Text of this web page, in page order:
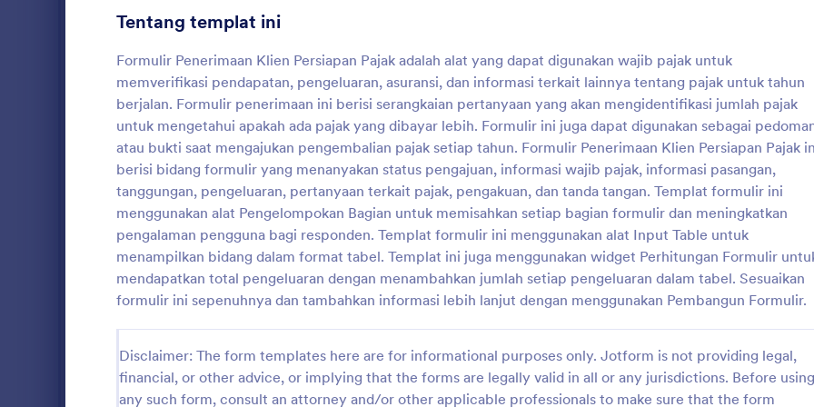
Tentang templat ini
Formulir Penerimaan Klien Persiapan Pajak adalah alat yang dapat digunakan wajib pajak untuk
memverifikasi pendapatan, pengeluaran, asuransi, dan informasi terkait lainnya tentang pajak untuk tahun
berjalan. Formulir penerimaan ini berisi serangkaian pertanyaan yang akan mengidentifikasi jumlah pajak
untuk mengetahui apakah ada pajak yang dibayar lebih. Formulir ini juga dapat digunakan sebagai
atau bukti saat mengajukan pengembalian pajak setiap tahun. Formulir Penerimaan Klien Persiapan Pajak
berisi bidang formulir yang menanyakan status pengajuan, informasi wajib pajak, informasi pasangan,
tanggungan, pengeluaran, pertanyaan terkait pajak, pengakuan, dan tanda tangan. Templat formulir ini
menggunakan alat Pengelompokan Bagian untuk memisahkan setiap bagian formulir dan meningkatkan
pengalaman pengguna bagi responden. Templat formulir ini menggunakan alat Input Table untuk
menampilkan bidang dalam format tabel. Templat ini juga menggunakan widget Perhitungan Formulir
mendapatkan total pengeluaran dengan menambahkan jumlah setiap pengeluaran dalam tabel. Sesuaikan
formulir ini sepenuhnya dan tambahkan informasi lebih lanjut dengan menggunakan Pembangun Formulir.
Disclaimer: The form templates here are for informational purposes only. Jotform is not providing legal,
financial, or other advice, or implying that the forms are legally valid in all or any jurisdictions. Before using
any such form, consult an attorney and/or other applicable professionals to make sure that the form
informasi dari klien Anda, terima informasi pajak secara online dengan
Anda. Kemudian bagikan formulir tersebut atau sematkan di situs web
komputer apa pun. Tanggapan disimpan di akun Jotform Anda yang
profesional secara otomatis.
Pilih template formulir pajak di bawah ini dan sesuaikan dalam
lepas kami. Unggah logo perusahaan Anda, tambahkan lebih banyak
atau tanda tangan elektronik, menerima pembayaran melalui 30+
Setelah Anda mulai mengumpulkan tanggapan, Anda dapat
menyinkronkannya ke akun Anda yang lain dengan 100+ integrasi
Sederhanakan cara Anda mengumpulkan dokumen pajak dengan
+Why Use Tax Forms?
+Common Problems Solved by Tax Forms
+Pemilik dan Pengguna yang Mungkin:
+How to Create a Tax Form
+Top Use Cases for Tax Forms
For Teams
+Summarizing Tax Forms
Formulir Laporan Insiden Karyawan
Survei Bisnis 1
Formulir Rapat 1
Formulir Pajak 1
Formulir Permintaan Transportasi 1
Formulir Amal 13
Formulir Gereja 16
Formulir Layanan Pelanggan 20
Formulir E-niaga 26
Formulir Pendidikan 234